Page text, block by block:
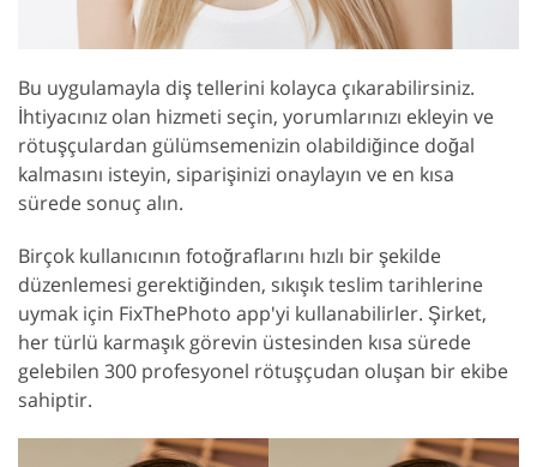
Bu uygulamayla diş tellerini kolayca çıkarabilirsiniz.
İhtiyacınız olan hizmeti seçin, yorumlarınızı ekleyin ve
rötuşçulardan gülümsemenizin olabildiğince doğal
kalmasını isteyin, siparişinizi onaylayın ve en kısa
sürede sonuç alın.
Birçok kullanıcının fotoğraflarını hızlı bir şekilde
düzenlemesi gerektiğinden, sıkışık teslim tarihlerine
uymak için FixThePhoto app'yi kullanabilirler. Şirket,
her türlü karmaşık görevin üstesinden kısa sürede
gelebilen 300 profesyonel rötuşçudan oluşan bir ekibe
sahiptir.